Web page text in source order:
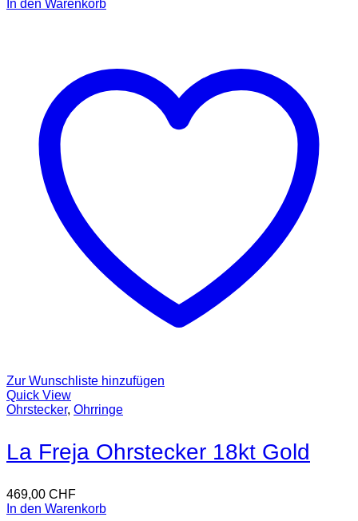
In den Warenkorb
Zur Wunschliste hinzufügen
Quick View
Ohrstecker, Ohrringe
La Freja Ohrstecker 18kt Gold
469,00 CHF
In den Warenkorb